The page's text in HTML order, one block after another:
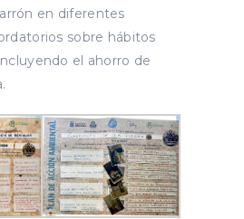
en diferentes
sobre hábitos
el ahorro de